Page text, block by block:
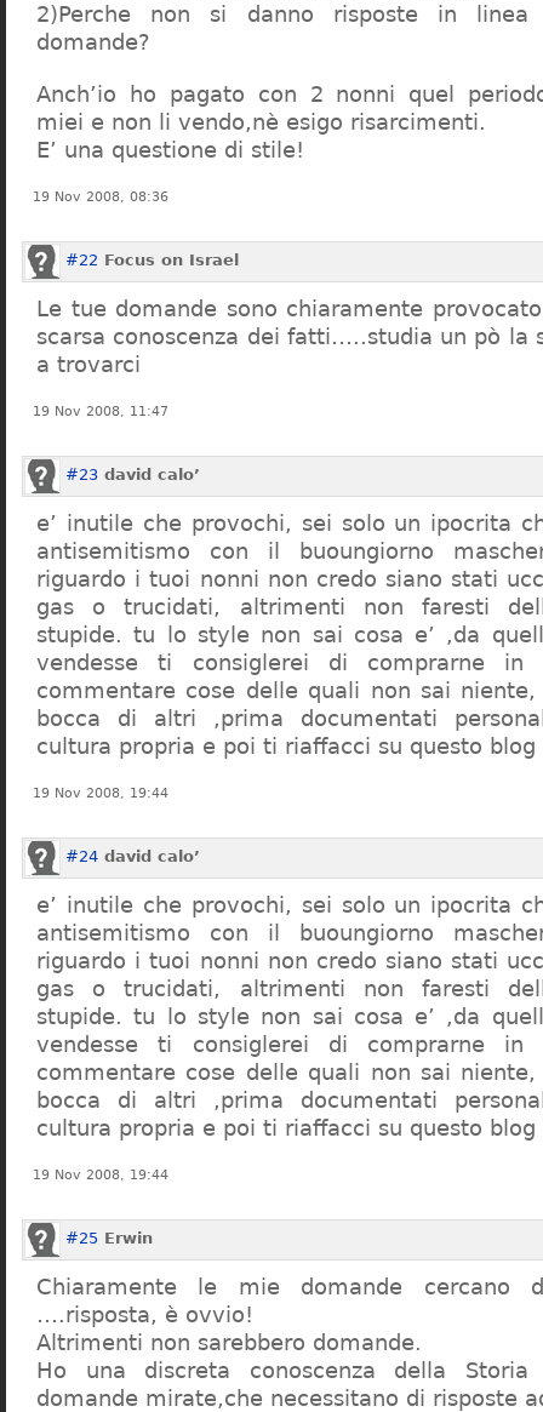
2)Perche non si danno risposte in
domande?
Anch’io ho pagato con 2 nonni quel
miei e non li vendo,nè esigo risarcimenti.
E’ una questione di stile!
19 Nov 2008, 08:36
#22 Focus on Israel
Le tue domande sono chiaramente
scarsa conoscenza dei fatti…..studia un pò la
a trovarci
19 Nov 2008, 11:47
#23 david calo’
e’ inutile che provochi, sei solo un ipocrita
antisemitismo con il buoungiorno
riguardo i tuoi nonni non credo siano stati
gas o trucidati, altrimenti non faresti
stupide. tu lo style non sai cosa e’ ,da
vendesse ti consiglerei di comprarne in
commentare cose delle quali non sai
bocca di altri ,prima documentati
cultura propria e poi ti riaffacci su questo blog
19 Nov 2008, 19:44
#24 david calo’
e’ inutile che provochi, sei solo un ipocrita
antisemitismo con il buoungiorno
riguardo i tuoi nonni non credo siano stati
gas o trucidati, altrimenti non faresti
stupide. tu lo style non sai cosa e’ ,da
vendesse ti consiglerei di comprarne in
commentare cose delle quali non sai
bocca di altri ,prima documentati
cultura propria e poi ti riaffacci su questo blog
19 Nov 2008, 19:44
#25 Erwin
Chiaramente le mie domande cercano
….risposta, è ovvio!
Altrimenti non sarebbero domande.
Ho una discreta conoscenza della
domande mirate,che necessitano di risposte